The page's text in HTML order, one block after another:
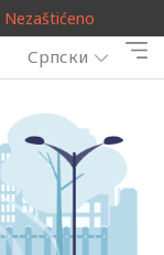
Nezaštićeno
Српски